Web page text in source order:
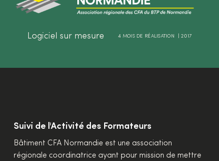
Logiciel sur mesure 4 MOIS DE RÉALISATION | 2017
Suivi de l'Activité des Formateurs
Bâtiment CFA Normandie est une association
régionale coordinatrice ayant pour mission de mettre